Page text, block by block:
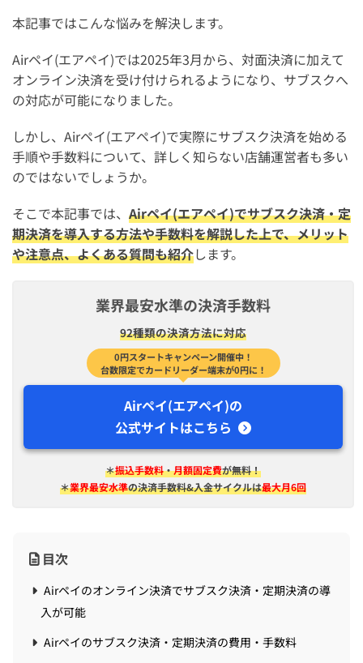
本記事ではこんな悩みを解決します。
Airペイ(エアペイ)では2025年3月から、対面決済に加えて
オンライン決済を受け付けられるようになり、サブスクへ
の対応が可能になりました。
しかし、Airペイ(エアペイ)で実際にサブスク決済を始める
手順や手数料について、詳しく知らない店舗運営者も多い
のではないでしょうか。
そこで本記事では、 Airペイ(エアペイ)でサブスク決済・定
期決済を導入する方法や手数料を解説した上で、メリット
や注意点、よくある質問も紹介します。
業界最安水準の決済手数料
92種類の決済方法に対応
0円スタートキャンペーン開催中！
台数限定でカードリーダー端末が0円に！
Airペイ(エアペイ)の
公式サイトはこちら
＊振込手数料・月額固定費が無料！
＊業界最安水準の決済手数料&入金サイクルは最大月6回
目次
Airペイのオンライン決済でサブスク決済・定期決済の導
入が可能
Airペイのサブスク決済・定期決済の費用・手数料